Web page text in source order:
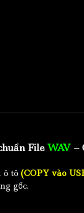
File WAV–
ô tô (COPY vào
gốc.